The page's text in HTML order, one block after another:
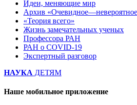
Идеи, меняющие мир
Архив
«Теория всего»
Жизнь замечательных ученых
Профессора РАН
РАН о COVID-19
Экспертный разговор
НАУКА ДЕТЯМ
Наше мобильное приложение